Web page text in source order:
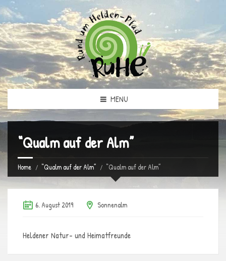
MENU
“Qualm auf der Alm”
Home “Qualm auf der Alm” “Qualm auf der Alm”
6. August 2019 Sonnenalm
Heldener Natur- und Heimatfreunde